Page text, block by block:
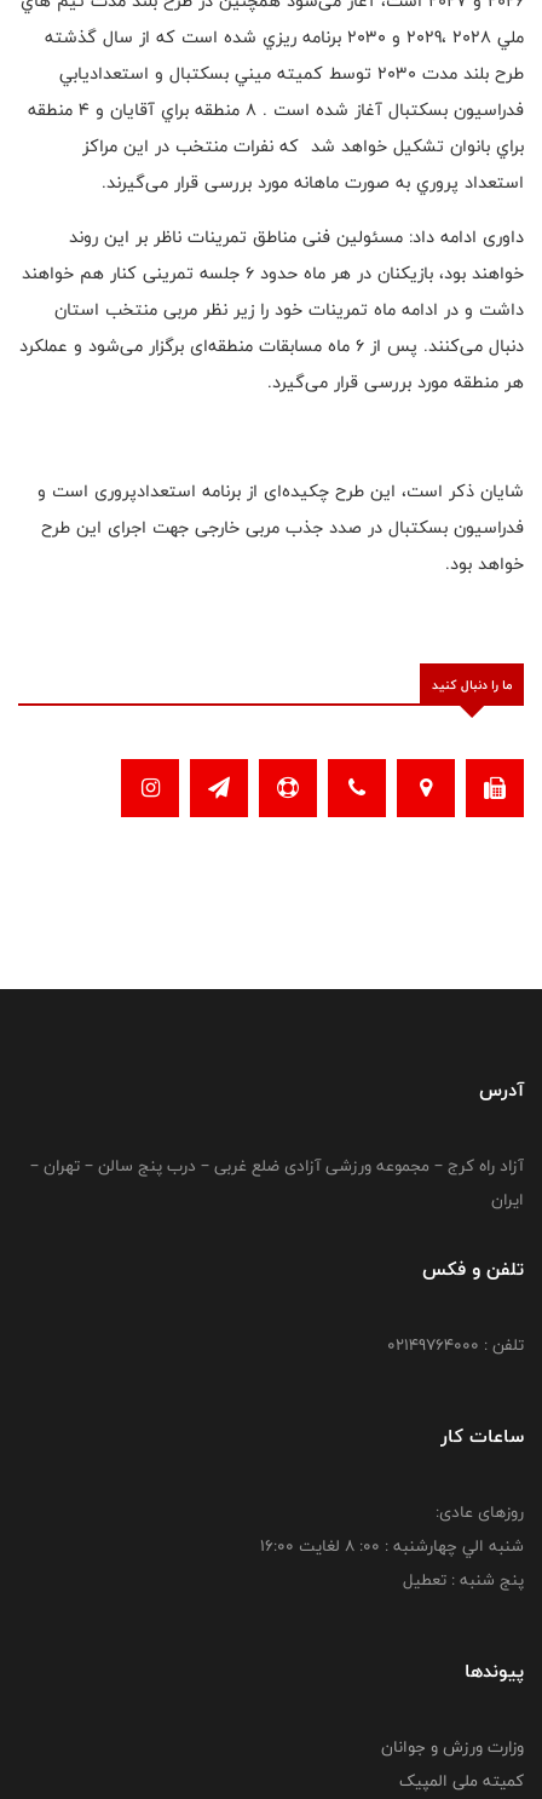
ملي 2028 ،2029 و 2030 برنامه ريزي شده است كه از سال گذشته
طرح بلند مدت 2030 توسط كميته ميني بسكتبال و استعداديابي
فدراسيون بسكتبال آغاز شده است . 8 منطقه براي آقایان و 4 منطقه
براي بانوان تشكيل خواهد شد که نفرات منتخب در اين مراکز
استعداد پروري به صورت ماهانه مورد بررسی قرار می‌گیرند.
داوری ادامه داد: مسئولین فنی مناطق تمرینات ناظر بر اين روند
خواهند بود، بازیکنان در هر ماه حدود 6 جلسه تمرینی کنار هم خواهند
داشت و در ادامه ماه تمرینات خود را زیر نظر مربی منتخب استان
دنبال می‌کنند. پس از 6 ماه مسابقات منطقه‌ای برگزار می‌شود و عملکرد
هر منطقه مورد بررسی قرار می‌گیرد.
شایان ذکر است، این طرح چكيده‌ای از برنامه استعدادپروری است و
فدراسيون بسكتبال در صدد جذب مربی خارجی جهت اجرای اين طرح
خواهد بود.
ما را دنبال کنید
آدرس
آزاد راه کرج – مجموعه ورزشی آزادی ضلع غربی – درب پنج سالن – تهران –
ایران
تلفن و فکس
تلفن : 02149764000
ساعات کار
روزهای عادی:
شنبه الي چهارشنبه : 00: 8 لغايت 16:00
پنج شنبه : تعطیل
پیوندها
وزارت ورزش و جوانان
کمیته ملی المپیک